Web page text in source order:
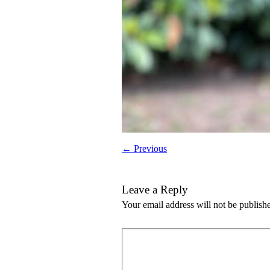
← Previous
Leave a Reply
Your email address will not be